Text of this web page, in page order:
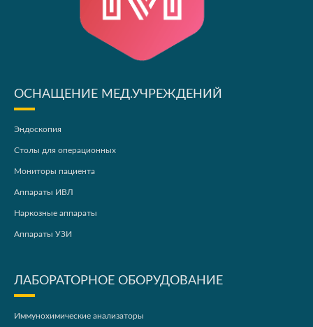
ОСНАЩЕНИЕ МЕД.УЧРЕЖДЕНИЙ
Эндоскопия
Столы для операционных
Мониторы пациента
Аппараты ИВЛ
Наркозные аппараты
Аппараты УЗИ
ЛАБОРАТОРНОЕ ОБОРУДОВАНИЕ
Иммунохимические анализаторы